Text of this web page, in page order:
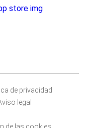
de privacidad
legal
de las cookies